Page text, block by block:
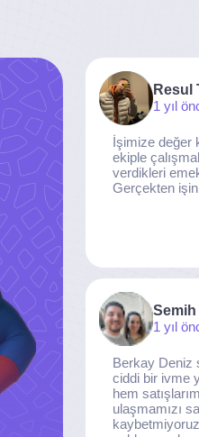
Resul
1 yıl
İşimize değer
ekiple
verdikleri
Gerçekten işin
1 yıl
Berkay Deniz
ciddi bir ivme
hem
ulaşmamızı